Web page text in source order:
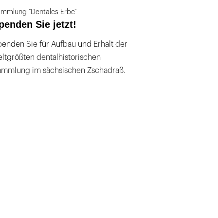
"Dentales Erbe"
Sie jetzt!
Sie für Aufbau und Erhalt der
dentalhistorischen
im sächsischen Zschadraß.